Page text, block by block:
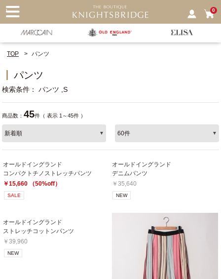
0
TOP パンツ
パンツ
検索条件 パンツ S
商品数：45件（ 表示 1～45件 ）
オールドイングランド
コンパクトチノストレッチパンツ
￥15,660 （50%off）
SALE
オールドイングランド
デニムパンツ
￥35,640
NEW
オールドイングランド
ストレッチコットンパンツ
￥39,960
NEW